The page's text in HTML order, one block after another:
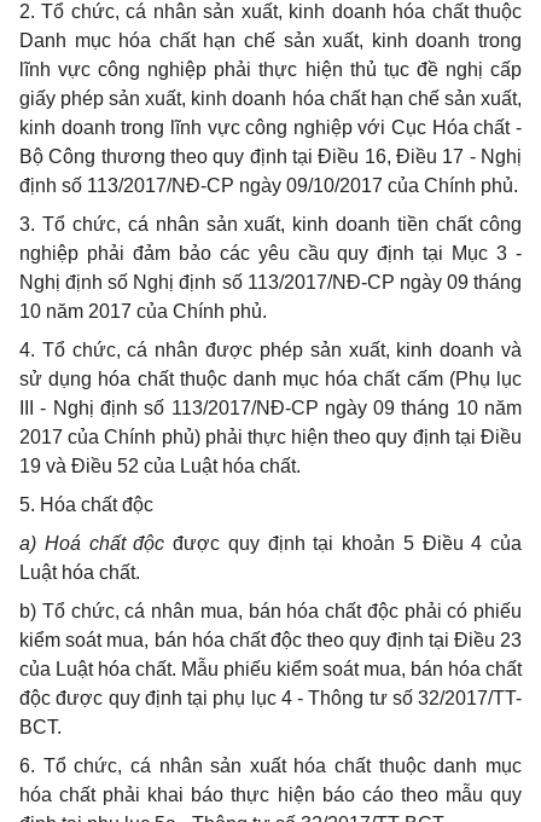
2. Tổ chức, cá nhân sản xuất, kinh doanh hóa chất thuộc
Danh mục hóa chất hạn chế sản xuất, kinh doanh trong
lĩnh vực công nghiệp phải thực hiện thủ tục đề nghị cấp
giấy phép sản xuất, kinh doanh hóa chất hạn chế sản xuất,
kinh doanh trong lĩnh vực công nghiệp với Cục Hóa chất -
Bộ Công thương theo quy định tại Điều 16, Điều 17 - Nghị
định số 113/2017/NĐ-CP ngày 09/10/2017 của Chính phủ.
3. Tổ chức, cá nhân sản xuất, kinh doanh tiền chất công
nghiệp phải đảm bảo các yêu cầu quy định tại Mục 3 -
Nghị định số Nghị định số 113/2017/NĐ-CP ngày 09 tháng
10 năm 2017 của Chính phủ.
4. Tổ chức, cá nhân được phép sản xuất, kinh doanh và
sử dụng hóa chất thuộc danh mục hóa chất cấm (Phụ lục
III - Nghị định số 113/2017/NĐ-CP ngày 09 tháng 10 năm
2017 của Chính phủ) phải thực hiện theo quy định tại Điều
19 và Điều 52 của Luật hóa chất.
5. Hóa chất độc
a) Hoá chất độc được quy định tại khoản 5 Điều 4 của
Luật hóa chất.
b) Tổ chức, cá nhân mua, bán hóa chất độc phải có phiếu
kiểm soát mua, bán hóa chất độc theo quy định tại Điều 23
của Luật hóa chất. Mẫu phiếu kiểm soát mua, bán hóa chất
độc được quy định tại phụ lục 4 - Thông tư số 32/2017/TT-
BCT.
6. Tổ chức, cá nhân sản xuất hóa chất thuộc danh mục
hóa chất phải khai báo thực hiện báo cáo theo mẫu quy